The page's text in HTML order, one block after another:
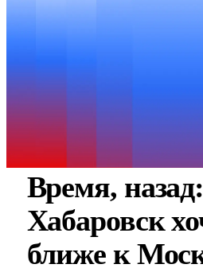
Время, назад:
Хабаровск
ближе к